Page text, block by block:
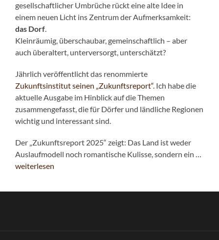
gesellschaftlicher Umbrüche rückt eine alte Idee in
einem neuen Licht ins Zentrum der Aufmerksamkeit:
das Dorf.
Kleinräumig, überschaubar, gemeinschaftlich – aber
auch überaltert, unterversorgt, unterschätzt?
Jährlich veröffentlicht das renommierte
Zukunftsinstitut seinen „Zukunftsreport“. Ich habe die
aktuelle Ausgabe im Hinblick auf die Themen
zusammengefasst, die für Dörfer und ländliche Regionen
wichtig und interessant sind.
Der „Zukunftsreport 2025“ zeigt: Das Land ist weder
Auslaufmodell noch romantische Kulisse, sondern ein …
weiterlesen